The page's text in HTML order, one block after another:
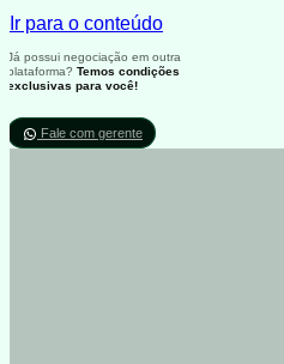
Ir para o conteúdo
Já possui negociação em outra
plataforma? Temos condições
exclusivas para você!
Fale com gerente